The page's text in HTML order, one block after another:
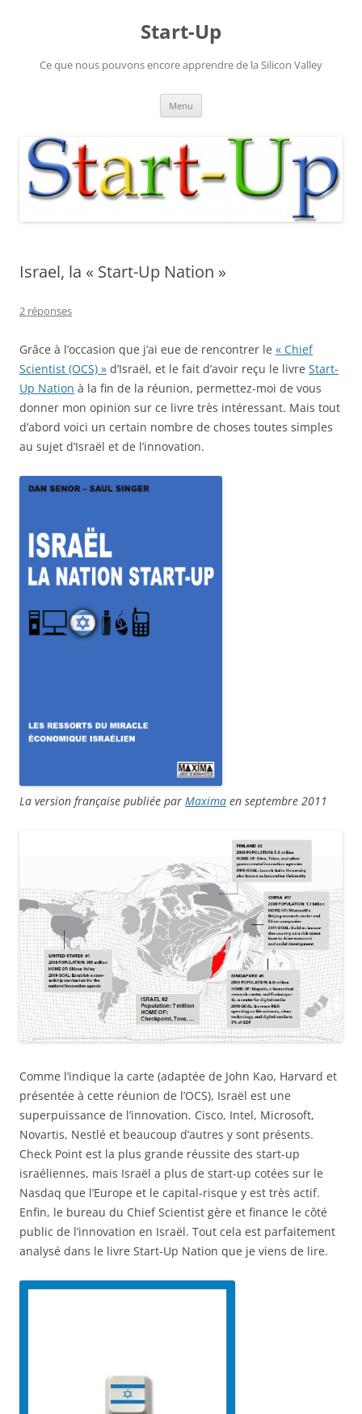
Start-Up
Ce que nous pouvons encore apprendre de la Silicon Valley
Menu
Israel, la « Start-Up Nation »
2 réponses
Grâce à l’occasion que j’ai eue de rencontrer le « Chief
Scientist (OCS) » d’Israël, et le fait d’avoir reçu le livre Start-
Up Nation à la fin de la réunion, permettez-moi de vous
donner mon opinion sur ce livre très intéressant. Mais tout
d’abord voici un certain nombre de choses toutes simples
au sujet d’Israël et de l’innovation.
La version française publiée par Maxima en septembre 2011
Comme l’indique la carte (adaptée de John Kao, Harvard et
présentée à cette réunion de l’OCS), Israël est une
superpuissance de l’innovation. Cisco, Intel, Microsoft,
Novartis, Nestlé et beaucoup d’autres y sont présents.
Check Point est la plus grande réussite des start-up
israéliennes, mais Israël a plus de start-up cotées sur le
Nasdaq que l’Europe et le capital-risque y est très actif.
Enfin, le bureau du Chief Scientist gère et finance le côté
public de l’innovation en Israël. Tout cela est parfaitement
analysé dans le livre Start-Up Nation que je viens de lire.